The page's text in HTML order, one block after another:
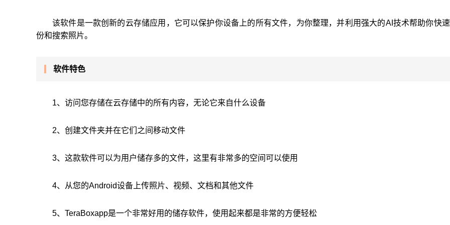
该软件是一款创新的云存储应用，它可以保护你设备上的所有文件，为你整理，并利用强大的AI技术帮助你快
份和搜索照片。
软件特色
1、访问您存储在云存储中的所有内容，无论它来自什么设备
2、创建文件夹并在它们之间移动文件
3、这款软件可以为用户储存多的文件，这里有非常多的空间可以使用
4、从您的Android设备上传照片、视频、文档和其他文件
5、TeraBoxapp是一个非常好用的储存软件，使用起来都是非常的方便轻松